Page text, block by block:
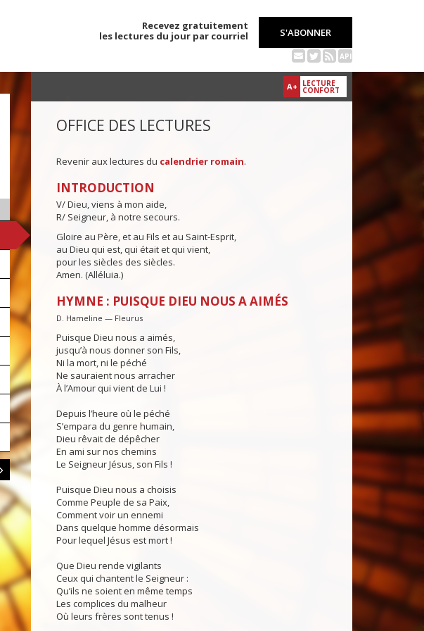
Recevez gratuitement
les lectures du jour par courriel
S'ABONNER
API
A+ LECTURE
CONFORT
OFFICE DES LECTURES
Revenir aux lectures du calendrier romain.
INTRODUCTION
V/ Dieu, viens à mon aide,
R/ Seigneur, à notre secours.
Gloire au Père, et au Fils et au Saint-Esprit,
au Dieu qui est, qui était et qui vient,
pour les siècles des siècles.
Amen. (Alléluia.)
HYMNE : PUISQUE DIEU NOUS A AIMÉS
D. Hameline — Fleurus
Puisque Dieu nous a aimés,
jusqu’à nous donner son Fils,
Ni la mort, ni le péché
Ne sauraient nous arracher
À l’Amour qui vient de Lui !
Depuis l’heure où le péché
S’empara du genre humain,
Dieu rêvait de dépêcher
En ami sur nos chemins
Le Seigneur Jésus, son Fils !
Puisque Dieu nous a choisis
Comme Peuple de sa Paix,
Comment voir un ennemi
Dans quelque homme désormais
Pour lequel Jésus est mort !
Que Dieu rende vigilants
Ceux qui chantent le Seigneur :
Qu’ils ne soient en même temps
Les complices du malheur
Où leurs frères sont tenus !